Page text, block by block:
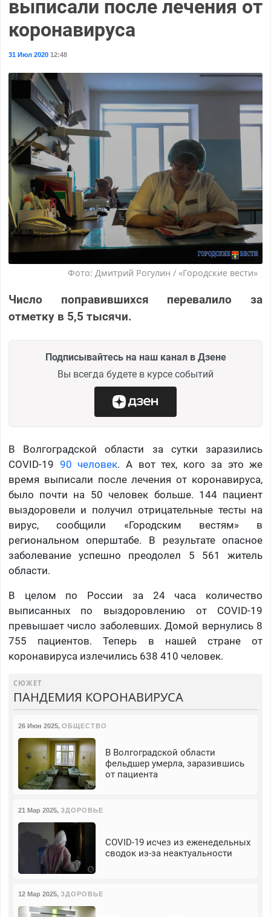
выписали после лечения от
коронавируса
31 Июл 202012:48
Фото: Дмитрий Рогулин / «Городские вести»
Число поправившихся перевалило за
отметку в 5,5 тысячи.
Подписывайтесь на наш канал в Дзене
Вы всегда будете в курсе событий
В Волгоградской области за сутки заразились
COVID-19 90 человек. А вот тех, кого за это же
время выписали после лечения от коронавируса,
было почти на 50 человек больше. 144 пациент
выздоровели и получил отрицательные тесты на
вирус, сообщили «Городским вестям» в
региональном оперштабе. В результате опасное
заболевание успешно преодолел 5 561 житель
области.
В целом по России за 24 часа количество
выписанных по выздоровлению от COVID-19
превышает число заболевших. Домой вернулись 8
755 пациентов. Теперь в нашей стране от
коронавируса излечились 638 410 человек.
СЮЖЕТ
ПАНДЕМИЯ КОРОНАВИРУСА
26 Июн 2025, ОБЩЕСТВО
В Волгоградской области
фельдшер умерла, заразившись
от пациента
21 Мар 2025, ЗДОРОВЬЕ
COVID-19 исчез из еженедельных
сводок из-за неактуальности
12 Мар 2025, ЗДОРОВЬЕ